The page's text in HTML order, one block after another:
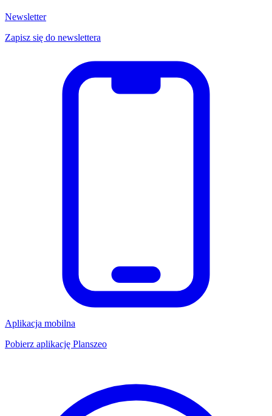
Newsletter
Zapisz się do newslettera
Aplikacja mobilna
Pobierz aplikację Planszeo